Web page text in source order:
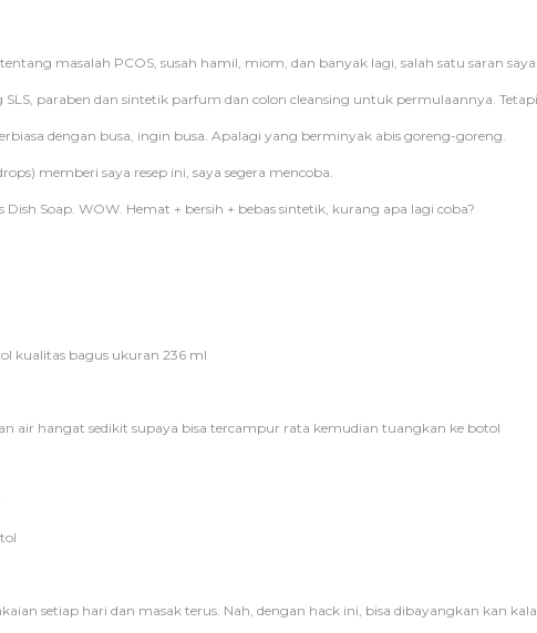
masalah PCOS, susah hamil, miom, dan banyak lagi, salah satu saran saya
paraben dan sintetik parfum dan colon cleansing untuk permulaannya.
dengan busa, ingin busa. Apalagi yang berminyak abis goreng-goreng.
memberi saya resep ini, saya segera mencoba.
Dish Soap. WOW. Hemat + bersih + bebas sintetik, kurang apa lagi coba?
kualitas bagus ukuran 236 ml
air hangat sedikit supaya bisa tercampur rata kemudian tuangkan ke botol
setiap hari dan masak terus. Nah, dengan hack ini, bisa dibayangkan kan